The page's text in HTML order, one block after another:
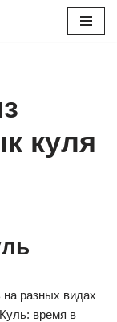
куля
разных видах
время в